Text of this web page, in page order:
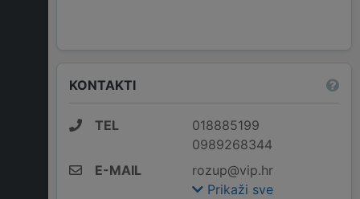
KONTAKTI
TEL
018885199
0989268344
E-MAIL
rozup@vip.hr
Prikaži sve